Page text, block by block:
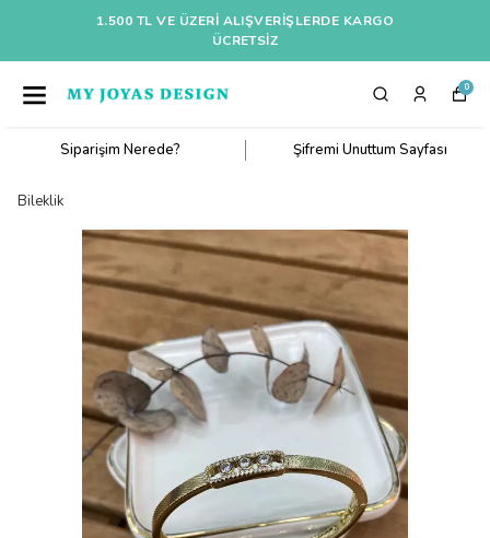
1.500 TL VE ÜZERI ALIŞVERIŞLERDE KARGO
ÜCRETSİZ
0
Siparişim Nerede? Şifremi Unuttum Sayfası
Bileklik